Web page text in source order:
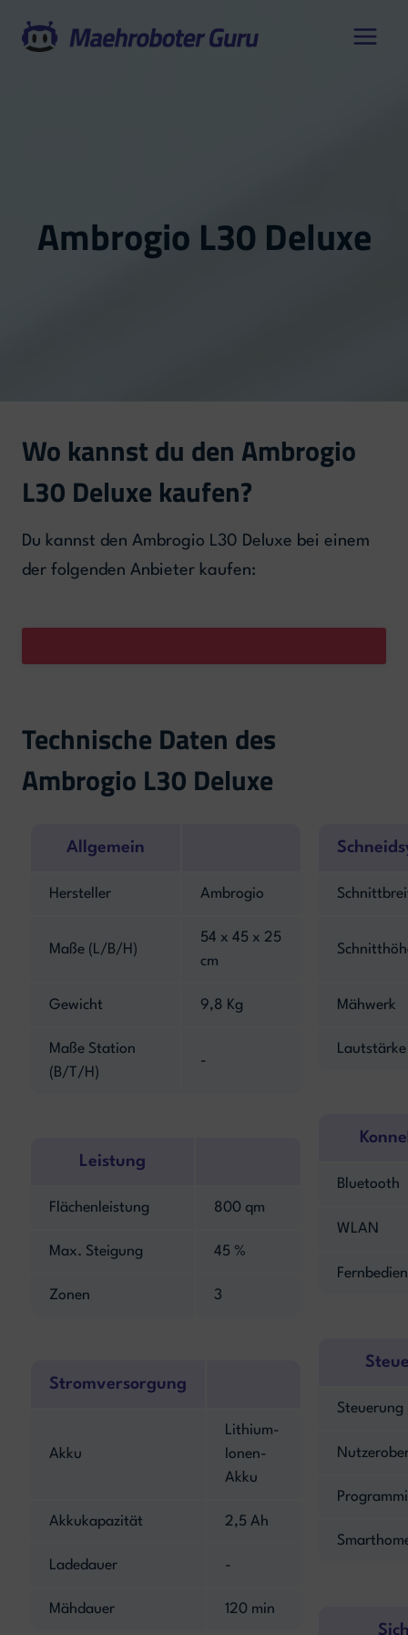
Inhalt
Ambrogio L30 Deluxe
Wo kannst du den Ambrogio
L30 Deluxe kaufen?
Du kannst den Ambrogio L30 Deluxe bei einem
der folgenden Anbieter kaufen:
Technische Daten des
Ambrogio L30 Deluxe
Allgemein
Hersteller Ambrogio
Maße (L/B/H)
54 x 45 x 25
cm
Gewicht 9,8 Kg
Maße Station
(B/T/H)
-
Leistung
Flächenleistung 800 qm
Max. Steigung 45 %
Zonen 3
Stromversorgung
Akku
Lithium-
Ionen-
Akku
Akkukapazität 2,5 Ah
Ladedauer -
Mähdauer 120 min
Mähwerk
Lautstärke
Bluetooth
WLAN
Steuerung